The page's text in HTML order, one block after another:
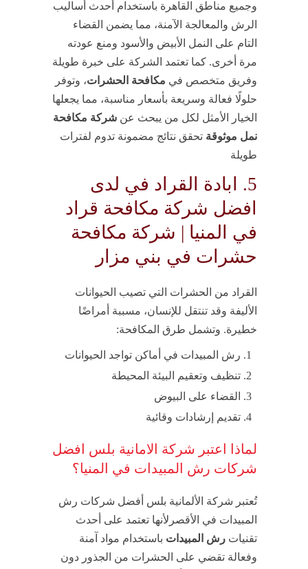
وجميع مناطق القاهرة باستخدام أحدث أساليب
الرش والمعالجة الآمنة، مما يضمن القضاء
التام على النمل الأبيض والأسود ومنع عودته
مرة أخرى. كما تعتمد الشركة على خبرة طويلة
وفريق متخصص في مكافحة الحشرات، وتوفر
حلولًا فعالة وسريعة بأسعار مناسبة، مما يجعلها
الخيار الأمثل لكل من يبحث عن شركة مكافحة
نمل موثوقة تحقق نتائج مضمونة تدوم لفترات
طويلة
5. ابادة القراد في لدى
افضل شركة مكافحة قراد
في المنيا | شركة مكافحة
حشرات في بني مزار
القراد من الحشرات التي تصيب الحيوانات
الأليفة وقد تنتقل للإنسان، مسببة أمراضًا
خطيرة. وتشمل طرق المكافحة:
رش المبيدات في أماكن تواجد الحيوانات
تنظيف وتعقيم البيئة المحيطة
القضاء على البيوض
تقديم إرشادات وقائية
لماذا اعتبر شركة الامانية بلس افضل
شركات رش المبيدات في المنيا؟
تُعتبر شركة الألمانية بلس أفضل شركات رش
المبيدات في الأقصرلأنها تعتمد على أحدث
تقنيات رش المبيدات باستخدام مواد آمنة
وفعالة تقضي على الحشرات من الجذور دون